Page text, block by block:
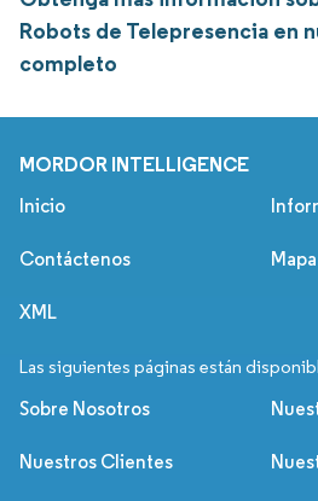
Robots de Telepresencia en
completo
MORDOR INTELLIGENCE
Inicio
Contáctenos
XML
Las siguientes páginas están
Sobre Nosotros
Nuestros Clientes